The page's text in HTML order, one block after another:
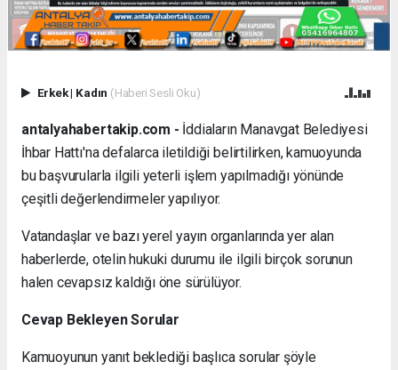
Erkek| Kadın (Haberi Sesli Oku)
antalyahabertakip.com - İddiaların Manavgat Belediyesi
İhbar Hattı'na defalarca iletildiği belirtilirken, kamuoyunda
bu başvurularla ilgili yeterli işlem yapılmadığı yönünde
çeşitli değerlendirmeler yapılıyor.
Vatandaşlar ve bazı yerel yayın organlarında yer alan
haberlerde, otelin hukuki durumu ile ilgili birçok sorunun
halen cevapsız kaldığı öne sürülüyor.
Cevap Bekleyen Sorular
Kamuoyunun yanıt beklediği başlıca sorular şöyle